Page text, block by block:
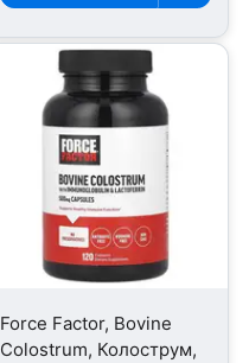
Force Factor, Bovine
Colostrum, Колострум,